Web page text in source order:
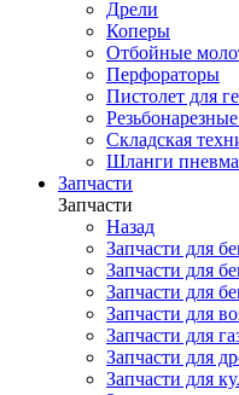
Дрели
Коперы
Отбойные
Перфораторы
Пистолет для
Складская
Шланги
Запчасти
Запчасти
Назад
Запчасти для
Запчасти для
Запчасти для
Запчасти для
Запчасти для
Запчасти для
Запчасти для